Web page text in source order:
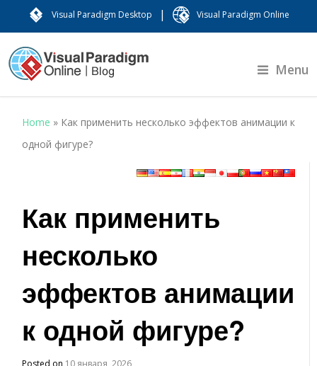
Visual Paradigm Desktop | Visual Paradigm Online
Menu
Home » Как применить несколько эффектов анимации к
одной фигуре?
Как применить
несколько
эффектов анимации
к одной фигуре?
Posted on 10 января, 2026